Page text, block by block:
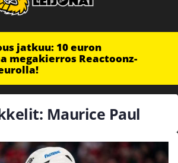
jatkuu: 10 euron
megakierros Reactoonz-
Maurice Paul